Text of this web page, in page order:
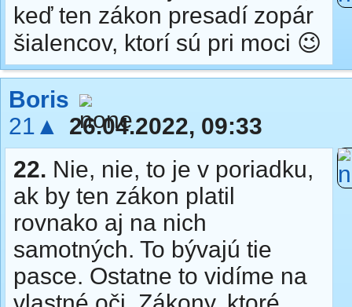
keď ten zákon presadí zopár
šialencov, ktorí sú pri moci 😉
Boris
21▲
26.04.2022, 09:33
22. Nie, nie, to je v poriadku,
ak by ten zákon platil
rovnako aj na nich
samotných. To bývajú tie
pasce. Ostatne to vidíme na